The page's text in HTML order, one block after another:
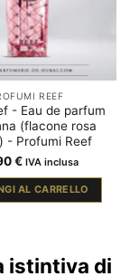
REEF
- Eau de parfum
(flacone rosa
- Profumi Reef
€ IVA inclusa
AL CARRELLO
istintiva di